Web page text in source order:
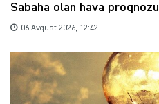
Sabaha olan hava proqnozu
06 Avqust 2026, 12:42